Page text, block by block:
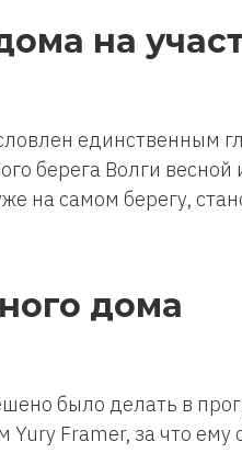
на
единственным
берега Волги
на самом берегу,
дома
было делать в
Yury Framer, за что ему